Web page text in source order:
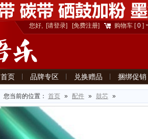
您好, [请登录] [免费注册] 购物车 [ 0 ]
首页 品牌专区 兑换赠品 捆绑促销
意见建议
您当前的位置： 首页 » 配件 » 鼓芯 »